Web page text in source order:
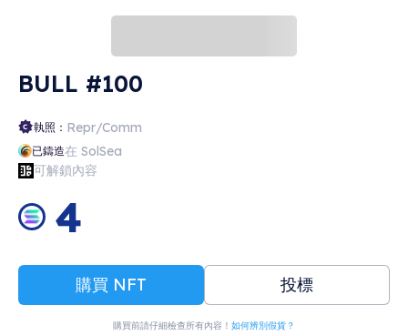
BULL #100
執照： Repr/Comm
已鑄造在 SolSea
可解鎖內容
4
購買 NFT 投標
購買前請仔細檢查所有內容！ 如何辨別假貨？